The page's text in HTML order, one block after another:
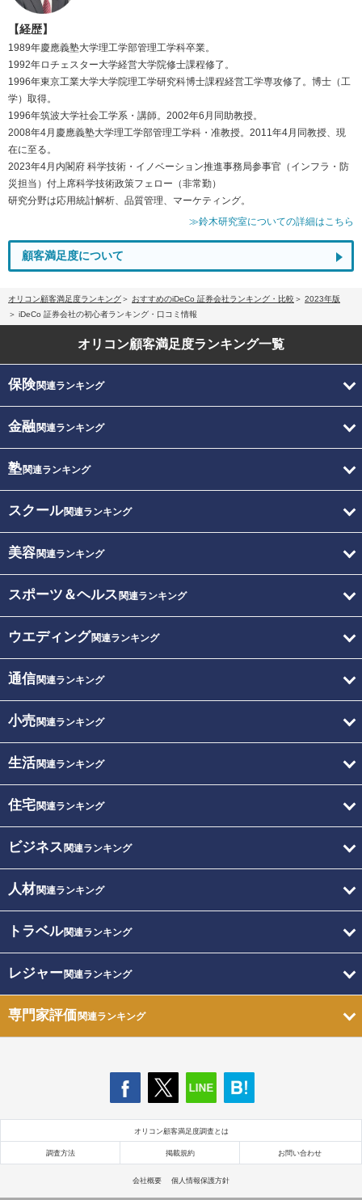
【経歴】
1989年慶應義塾大学理工学部管理工学科卒業。
1992年ロチェスター大学経営大学院修士課程修了。
1996年東京工業大学大学院理工学研究科博士課程経営工学専攻修了。博士（工
学）取得。
1996年筑波大学社会工学系・講師。2002年6月同助教授。
2008年4月慶應義塾大学理工学部管理工学科・准教授。2011年4月同教授、現
在に至る。
2023年4月内閣府 科学技術・イノベーション推進事務局参事官（インフラ・防
災担当）付上席科学技術政策フェロー（非常勤）
研究分野は応用統計解析、品質管理、マーケティング。
≫鈴木研究室についての詳細はこちら
顧客満足度について
オリコン顧客満足度ランキング おすすめのiDeCo 証券会社ランキング・比較
2023年版
iDeCo 証券会社の初心者ランキング・口コミ情報
オリコン顧客満足度ランキング一覧
保険関連ランキング
金融関連ランキング
塾関連ランキング
スクール関連ランキング
美容関連ランキング
スポーツ＆ヘルス 関連ランキング
ウエディング関連ランキング
通信関連ランキング
小売関連ランキング
生活関連ランキング
住宅関連ランキング
ビジネス 関連ランキング
人材関連ランキング
トラベル関連ランキング
レジャー関連ランキング
専門家評価関連ランキング
オリコン顧客満足度調査とは
調査方法 掲載規約 お問い合わせ
会社概要 個人情報保護方針